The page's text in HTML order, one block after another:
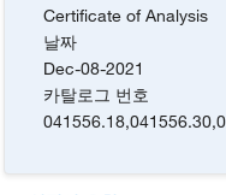
Certificate of Analysis
날짜
Dec-08-2021
카탈로그 번호
041556.18,041556.30,